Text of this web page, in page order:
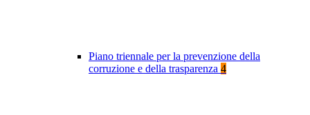
Piano triennale per la prevenzione della
corruzione e della trasparenza 4